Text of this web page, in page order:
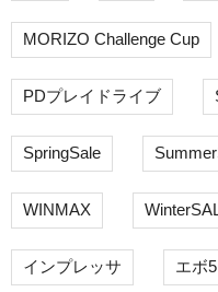
MORIZO Challenge Cup
PDプレイドライブ
SpringSale
WINMAX
インプレッサ エボ